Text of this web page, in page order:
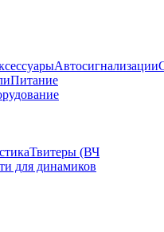
Автосигнализации
Питание
Твитеры (ВЧ
для динамиков